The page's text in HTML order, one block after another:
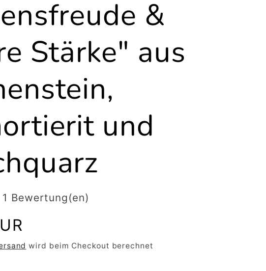
&
Stärke" aus
und
1 Bewertung(en)
wird beim Checkout berechnet